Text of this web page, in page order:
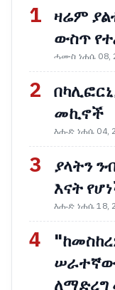
1 ዛሬም
ውስጥ
ሓሙስ ነሐሴ 08,
2
መኪኖች
እሑድ ነሐሴ 04,
3
ያላትን
እናት
እሑድ ነሐሴ 18,
4